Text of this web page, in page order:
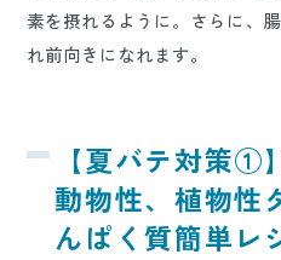
素を摂れるように。さらに、
れ前向きになれます。
【夏バテ対策①】
動物性、植物性
んぱく質簡単レ